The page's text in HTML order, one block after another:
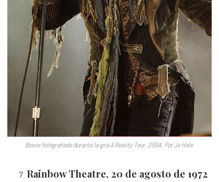
Bowie fotografiado durante la gira A Reality Tour, 2004. Por Jo Hale.
Rainbow Theatre, 20 de agosto de 1972